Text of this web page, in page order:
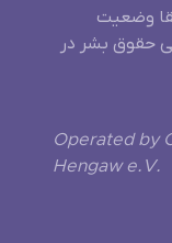
وضعیت
حقوق بشر در
Operated by
Hengaw e.V.